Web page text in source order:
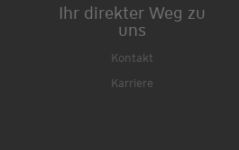
Ihr direkter Weg zu
uns
Kontakt
Karriere